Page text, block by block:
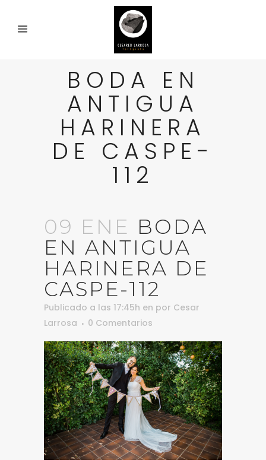
BODA EN
ANTIGUA
HARINERA
DE CASPE-
112
09 ENE BODA
EN ANTIGUA
HARINERA DE
CASPE-112
Publicado a las 17:45h en por Cesar
Larrosa
0 Comentarios